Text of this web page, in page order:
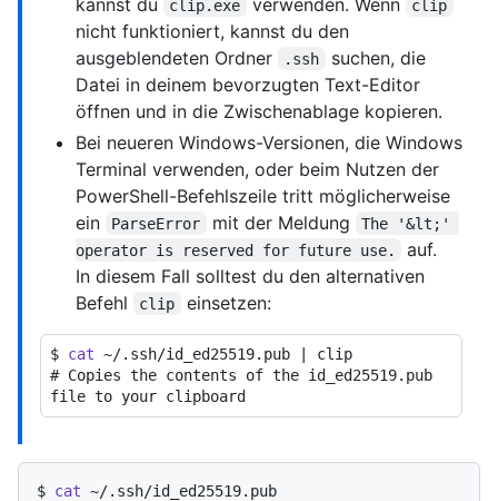
clip.exe clip
nicht funktioniert, kannst du den
ausgeblendeten Ordner
.ssh
suchen, die
Datei in deinem bevorzugten Text-Editor
öffnen und in die Zwischenablage kopieren.
Bei neueren Windows-Versionen, die Windows
Terminal verwenden, oder beim Nutzen der
PowerShell-Befehlszeile tritt möglicherweise
ein
ParseError mit der Meldung
The '&lt;'
operator is reserved for future use.
auf.
In diesem Fall solltest du den alternativen
Befehl
clip einsetzen:
$ cat ~/.ssh/id_ed25519.pub | clip
# Copies the contents of the id_ed25519.pub
file to your clipboard
$ cat ~/.ssh/id_ed25519.pub